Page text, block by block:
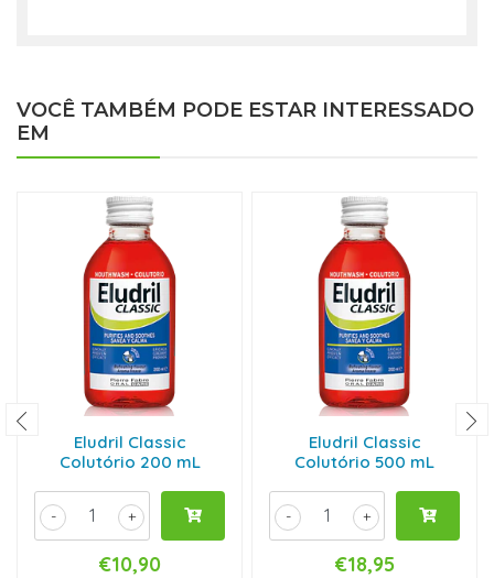
VOCÊ TAMBÉM PODE ESTAR INTERESSADO
EM
Eludril Classic
Colutório 200 mL
+
-
€10,90
Eludril Classic
Colutório 500 mL
+
-
€18,95